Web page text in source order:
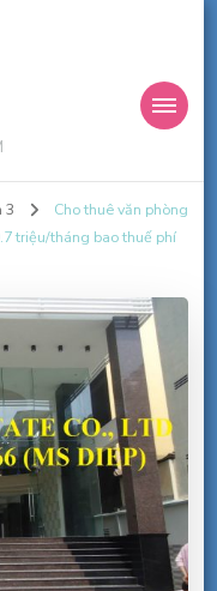
3
Cho thuê văn phòng
triệu/tháng bao thuế phí